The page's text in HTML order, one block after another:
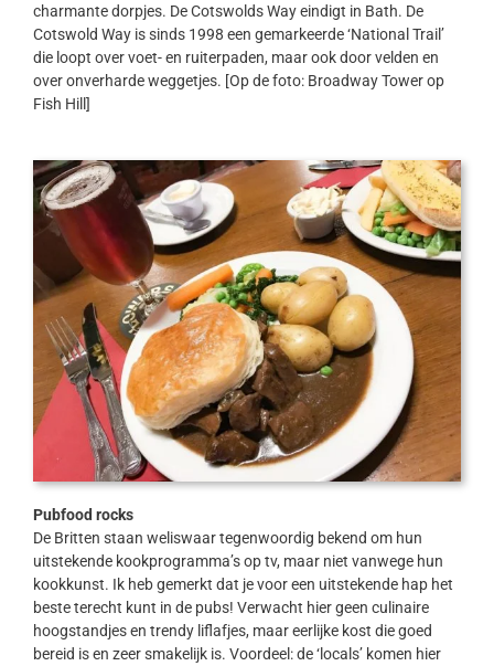
charmante dorpjes. De Cotswolds Way eindigt in Bath. De
Cotswold Way is sinds 1998 een gemarkeerde ‘National Trail’
die loopt over voet- en ruiterpaden, maar ook door velden en
over onverharde weggetjes. [Op de foto: Broadway Tower op
Fish Hill]
Pubfood rocks
De Britten staan weliswaar tegenwoordig bekend om hun
uitstekende kookprogramma’s op tv, maar niet vanwege hun
kookkunst. Ik heb gemerkt dat je voor een uitstekende hap het
beste terecht kunt in de pubs! Verwacht hier geen culinaire
hoogstandjes en trendy liflafjes, maar eerlijke kost die goed
bereid is en zeer smakelijk is. Voordeel: de ‘locals’ komen hier